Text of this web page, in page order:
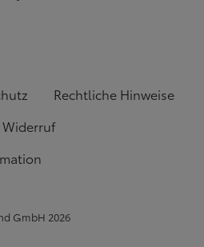
Rechtliche Hinweise
GmbH 2026